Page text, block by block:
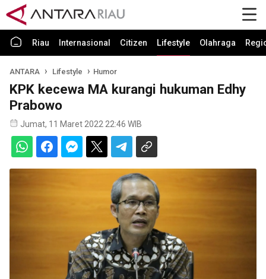
Riau Internasional Citizen Lifestyle Olahraga
ANTARA Lifestyle Humor
KPK kecewa MA kurangi hukuman Edhy
Prabowo
Jumat, 11 Maret 2022 22:46 WIB